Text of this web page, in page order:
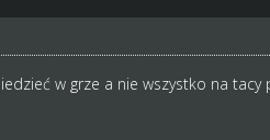
w grze a nie wszystko na tacy